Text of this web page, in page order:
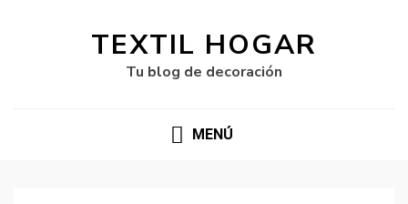
TEXTIL HOGAR
Tu blog de decoración
MENÚ